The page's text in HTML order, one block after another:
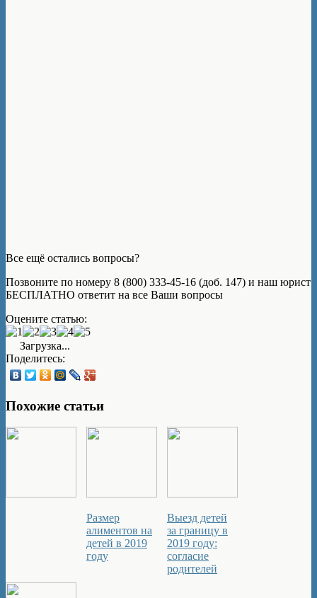
Все ещё остались вопросы?
Позвоните по номеру 8 (800) 333-45-16 (доб. 147) и наш юрист
БЕСПЛАТНО ответит на все Ваши вопросы
Оцените статью:
Загрузка...
Поделитесь:
Похожие статьи
Размер
алиментов на
детей в 2019
году
Выезд детей
за границу в
2019 году:
согласие
родителей